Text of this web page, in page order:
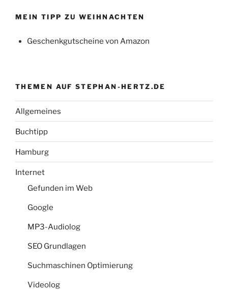
MEIN TIPP ZU WEIHNACHTEN
Geschenkgutscheine von Amazon
THEMEN AUF STEPHAN-HERTZ.DE
Allgemeines
Buchtipp
Hamburg
Internet
Gefunden im Web
Google
MP3-Audiolog
SEO Grundlagen
Suchmaschinen Optimierung
Videolog